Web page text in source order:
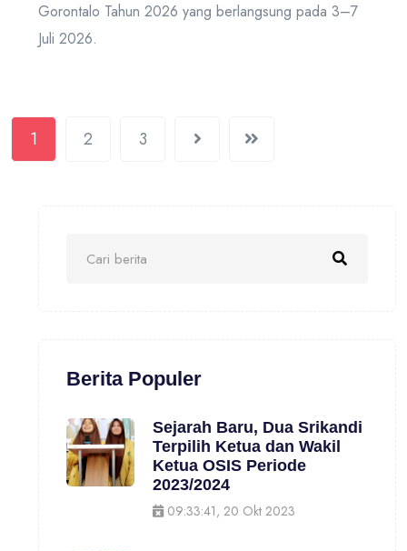
Gorontalo Tahun 2026 yang berlangsung pada 3–7
Juli 2026.
1 2 3
Berita Populer
Sejarah Baru, Dua Srikandi
Terpilih Ketua dan Wakil
Ketua OSIS Periode
2023/2024
09:33:41, 20 Okt 2023